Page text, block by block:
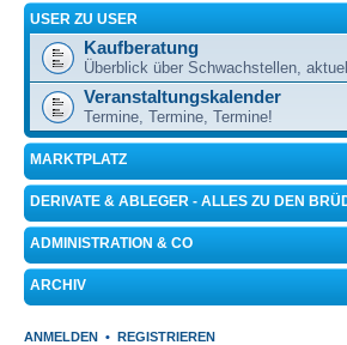
USER ZU USER
Kaufberatung
Überblick über Schwachstellen,
Veranstaltungskalender
Termine, Termine, Termine!
MARKTPLATZ
DERIVATE & ABLEGER - ALLES ZU DEN
ADMINISTRATION & CO
ARCHIV
ANMELDEN • REGISTRIEREN